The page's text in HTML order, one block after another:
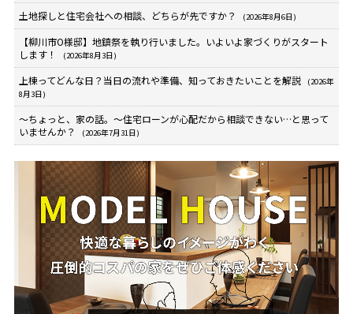
土地探しと住宅会社への相談、どちらが先ですか？ (2026年8月6日)
【柳川市O様邸】地鎮祭を執り行いました。いよいよ家づくりがスタート
します！
(2026年8月3日)
上棟ってどんな日？当日の流れや準備、知っておきたいことを解説
(2026年
8月3日)
～ちょっと、家の話。～住宅ローンが心配だから相談できない…と思って
いませんか？
(2026年7月31日)